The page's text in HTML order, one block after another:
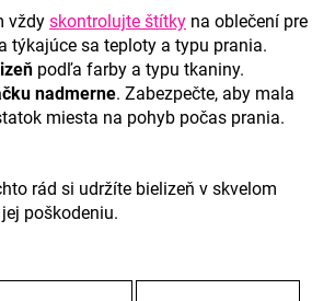
vždy skontrolujte štítky na oblečení pre
týkajúce sa teploty a typu prania.
podľa farby a typu tkaniny.
nadmerne. Zabezpečte, aby mala
miesta na pohyb počas prania.
rád si udržíte bielizeň v skvelom
poškodeniu.